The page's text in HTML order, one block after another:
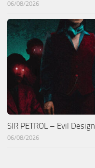
06/08/2026
SIR PETROL – Evil Design
06/08/2026